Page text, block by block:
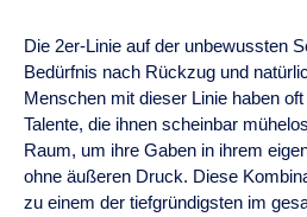
Die 2er-Linie auf der unbewussten
Bedürfnis nach Rückzug und
Menschen mit dieser Linie haben
Talente, die ihnen scheinbar
Raum, um ihre Gaben in ihrem
ohne äußeren Druck. Diese
zu einem der tiefgründigsten im